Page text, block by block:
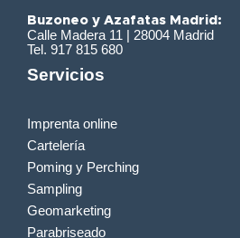
Buzoneo y Azafatas Madrid:
Calle Madera 11 | 28004 Madrid
Tel. 917 815 680
Servicios
Imprenta online
Cartelería
Poming y Perching
Sampling
Geomarketing
Parabriseado